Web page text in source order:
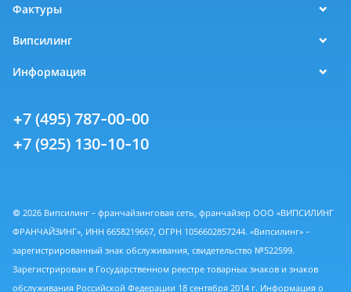
Фактуры
Випсилинг
Информация
+7 (495) 787-00-00
+7 (925) 130-10-10
© 2026 Випсилинг - франчайзинговая сеть, франчайзер ООО «ВИПСИЛИНГ
ФРАНЧАЙЗИНГ», ИНН 6658219667, ОГРН 1056602857244. «Випсилинг» -
зарегистрированный знак обслуживания, свидетельство №522599.
Зарегистрирован в Государственном реестре товарных знаков и знаков
обслуживания Российской Федерации 18 сентября 2014 г. Информация о